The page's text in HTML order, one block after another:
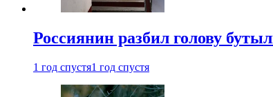
Россиянин разбил голову
1 год спустя1 год спустя